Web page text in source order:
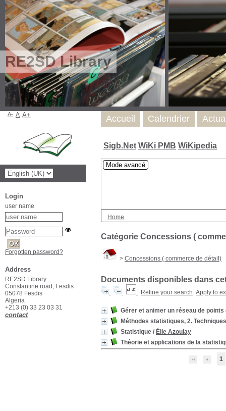
RE2SD Library
Sigb.Net WiKi PMB WiKipedia
Mode avancé
Home
Catégorie Concessions (
> Concessions ( commerce de détail)
Documents disponibles dans
Refine your search Apply to
Gérer et animer un réseau de points
Méthodes statistiques, 2.
Statistique / Élie Azoulay
Théorie et applications de la
1
Accueil Calendrier
A- A A+
Login
user name
Forgotten password?
Address
RE2SD Library
Constantine road, Fesdis
05078 Fesdis
Algeria
+213 (0) 33 23 03 31
contact